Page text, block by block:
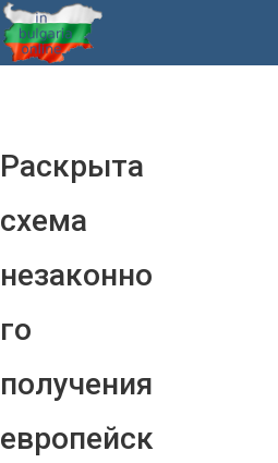
Раскрыта
схема
незаконно
го
получения
европейск